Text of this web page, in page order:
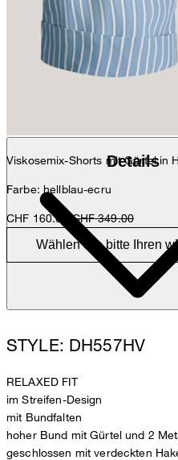
Viskosemix-Shorts mit Gürtel in
Farbe: hellblau-ecru
CHF 160.00 CHF 349.00
Details
STYLE: DH557HV
RELAXED FIT
im Streifen-Design
mit Bundfalten
hoher Bund mit Gürtel und 2
geschlossen mit verdeckten